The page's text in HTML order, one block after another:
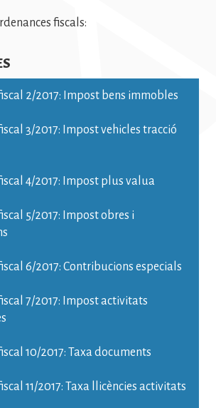
fiscals:
2/2017: Impost bens immobles
3/2017: Impost vehicles tracció
4/2017: Impost plus valua
5/2017: Impost obres i
6/2017: Contribucions especials
7/2017: Impost activitats
10/2017: Taxa documents
11/2017: Taxa llicències activitats